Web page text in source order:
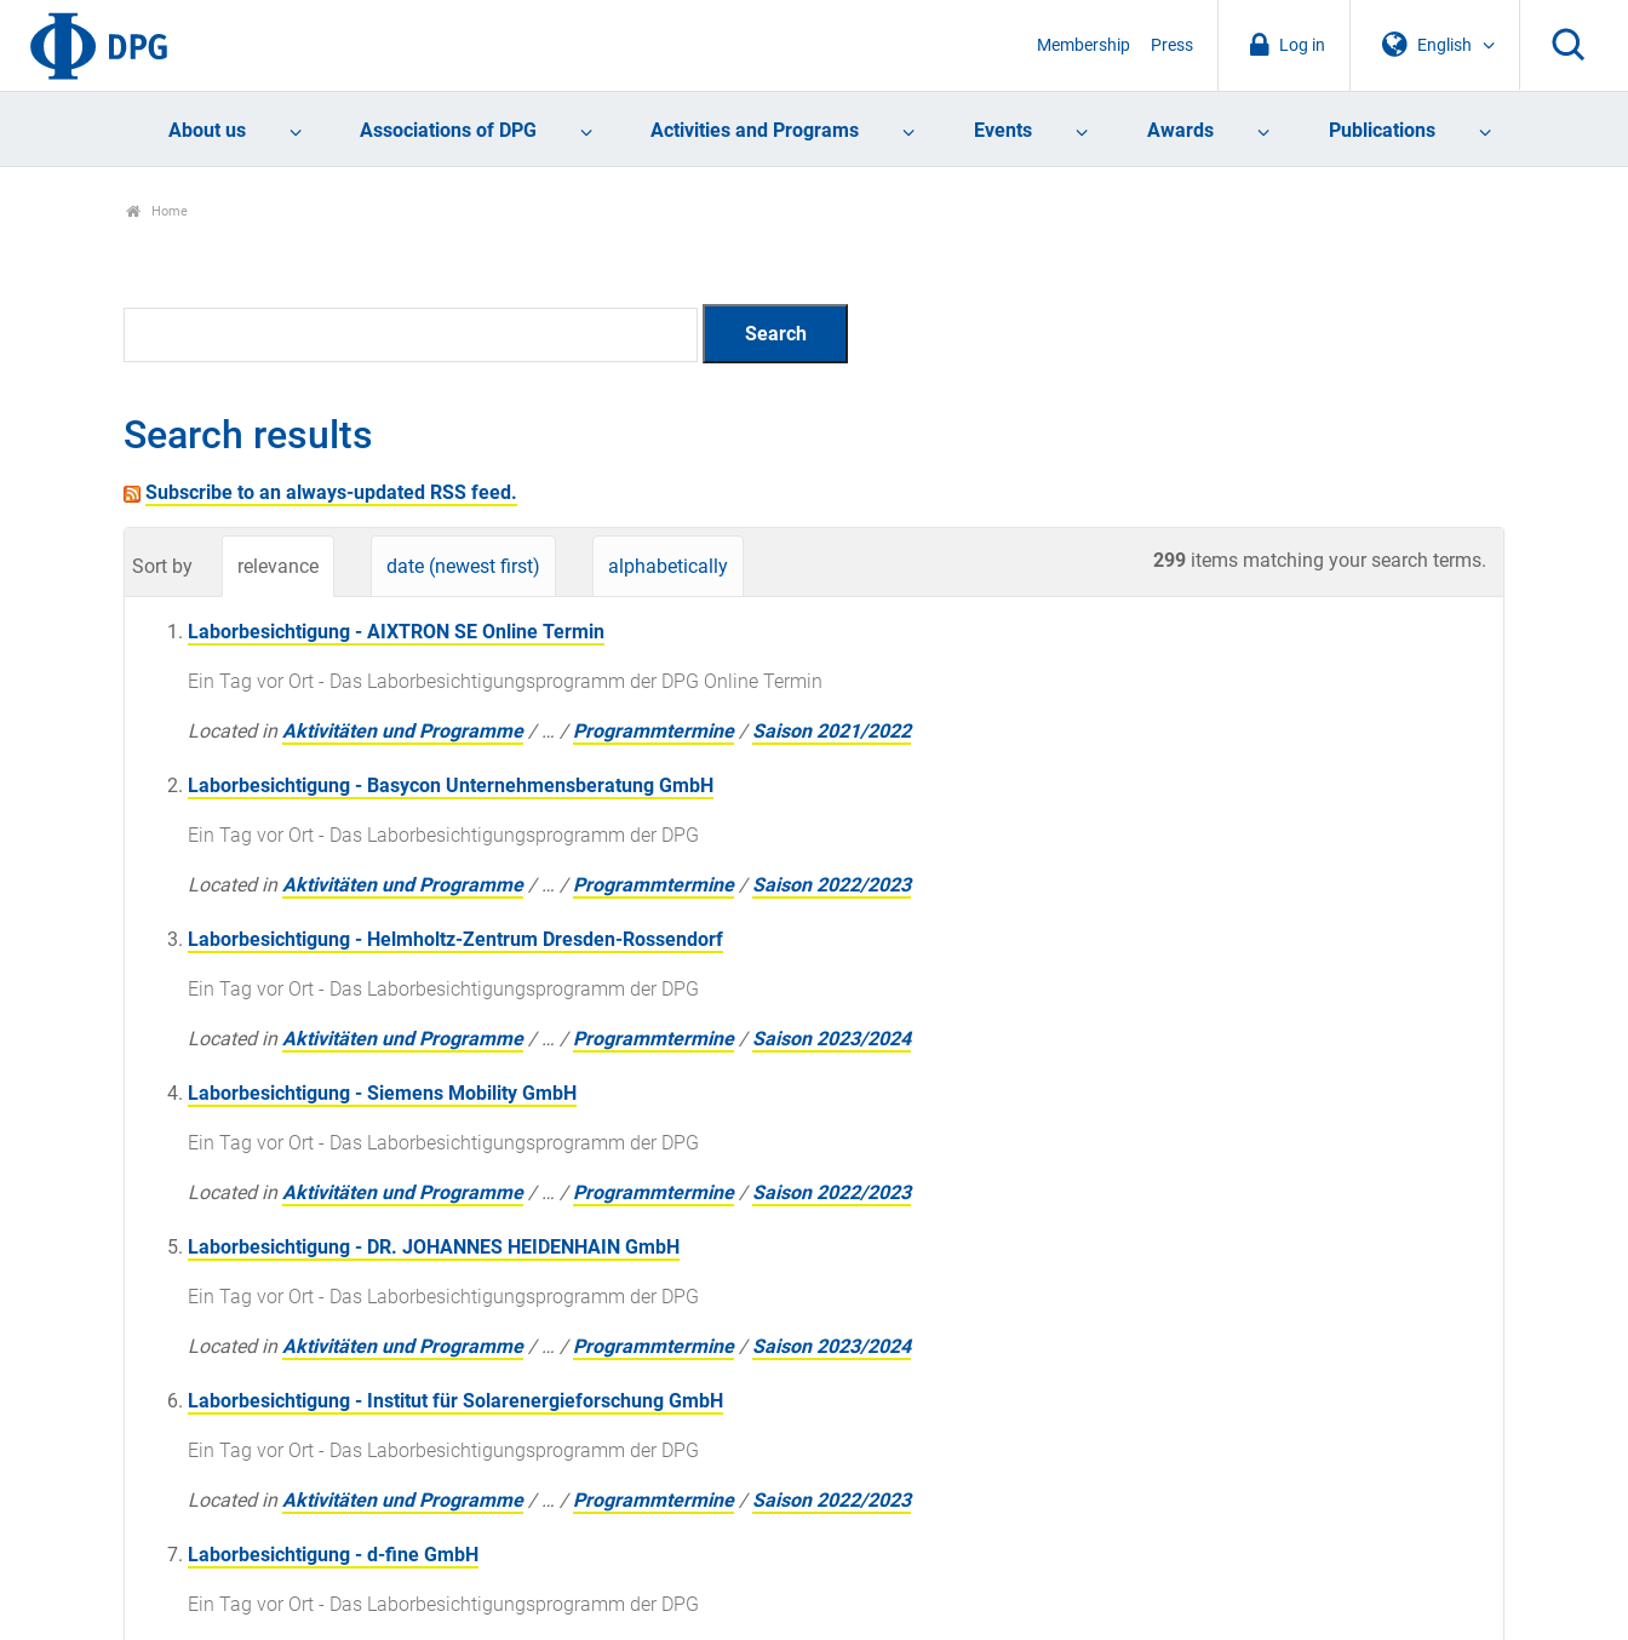
English
Log in
Membership Press
About us Associations of DPG Activities and Programs Events Awards Publications
Home
Search results
Subscribe to an always-updated RSS feed.
299 items matching your search terms.
Sort by relevance date (newest first) alphabetically
Laborbesichtigung - AIXTRON SE Online Termin
Ein Tag vor Ort - Das Laborbesichtigungsprogramm der DPG Online Termin
Located in Aktivitäten und Programme /… /Programmtermine /Saison 2021/2022
Laborbesichtigung - Basycon Unternehmensberatung GmbH
Ein Tag vor Ort - Das Laborbesichtigungsprogramm der DPG
Located in Aktivitäten und Programme /… /Programmtermine /Saison 2022/2023
Laborbesichtigung - Helmholtz-Zentrum Dresden-Rossendorf
Ein Tag vor Ort - Das Laborbesichtigungsprogramm der DPG
Located in Aktivitäten und Programme /… /Programmtermine /Saison 2023/2024
Laborbesichtigung - Siemens Mobility GmbH
Ein Tag vor Ort - Das Laborbesichtigungsprogramm der DPG
Located in Aktivitäten und Programme /… /Programmtermine /Saison 2022/2023
Laborbesichtigung - DR. JOHANNES HEIDENHAIN GmbH
Ein Tag vor Ort - Das Laborbesichtigungsprogramm der DPG
Located in Aktivitäten und Programme /… /Programmtermine /Saison 2023/2024
Laborbesichtigung - Institut für Solarenergieforschung GmbH
Ein Tag vor Ort - Das Laborbesichtigungsprogramm der DPG
Located in Aktivitäten und Programme /… /Programmtermine /Saison 2022/2023
Laborbesichtigung - d-fine GmbH
Ein Tag vor Ort - Das Laborbesichtigungsprogramm der DPG